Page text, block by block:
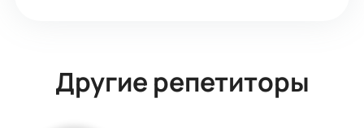
Другие репетиторы